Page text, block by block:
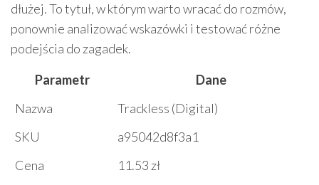
dłużej. To tytuł, w którym warto wracać do rozmów,
ponownie analizować wskazówki i testować różne
podejścia do zagadek.
Parametr
Dane
Nazwa
Trackless (Digital)
SKU
a95042d8f3a1
Cena
11.53 zł